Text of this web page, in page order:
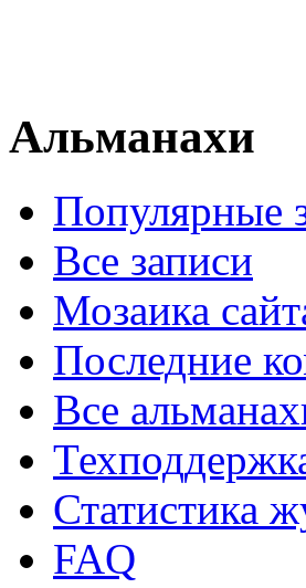
Альманахи
Популярные
Все записи
Мозаика
Последние
Все
Статистика
FAQ